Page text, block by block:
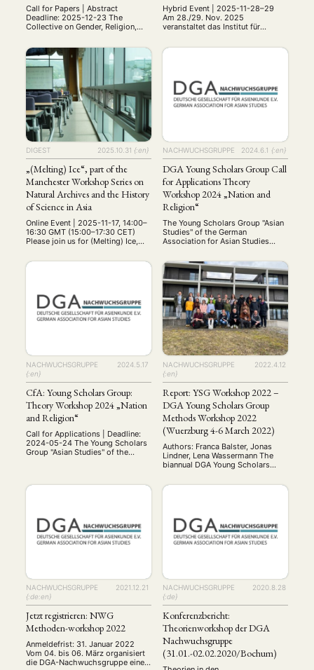
NEWS ASIEN ARBEITSKREISE VERANSTALTUNGEN EXPERTISE
ANTRAG AUF EINEN SMALL GRANT DER DGA MITGLIEDERBEREICH
MITGLIEDSCHAFT
Aktuelles von unseren Mitgliedern Art (5) ASIEN (Zeitschrift)
Call for Papers | Abstract
Deadline: 2025-12-23 The
Collective on Gender, Religion,
its third works-in-progress
series, to take place in the spring
of 2026. First launched in 2023,
this monthly, virtual workshop
provides a platform for PhD
candidates, early-career
researchers, and established
scholars to share …
Hybrid Event | 2025-11-28–29
Am 28./29. Nov. 2025
veranstaltet das Institut für
Zusammenarbeit mit der
Chinazentrum der Universität Kiel
einen Kompaktkurs zum
chinesischen Recht. Neben
Einführungsvorlesungen zum
Internationalen Wirtschaftsrecht
stehen speziellere Vorträge, z.B.
zum chinesischen Umweltrecht.
Ort …
DIGEST 2025.10.31 {:en}
„(Melting) Ice“, part of the
Manchester Workshop Series on
Natural Archives and the History
of Science in Asia
Online Event | 2025-11-17, 14:00–
16:30 GMT (15:00–17:30 CET)
Please join us for (Melting) Ice,
Workshop Series on Natural
Archives and the History of
(CHSTM, University of
Manchester), in collaboration with
the John Rylands Research
Institute and Library and
NACHWUCHSGRUPPE 2024.6.1 {:en}
DGA Young Scholars Group Call
for Applications Theory
Workshop 2024 „Nation and
Religion“
The Young Scholars Group "Asian
Studies" of the German
Association for Asian Studies
workshop on the themes "Nation
and Religion" from June 14th to
16th, 2024. Various theories and
theoretical debates in Asian
studies on these topics will be
presented and discussed in
groups with workshop leaders
Prof. Dr. Martina …
NACHWUCHSGRUPPE
2024.5.17
{:en}
CfA: Young Scholars Group:
Theory Workshop 2024 „Nation
and Religion“
Call for Applications | Deadline:
2024-05-24 The Young Scholars
Group "Asian Studies" of the
"Nation and Religion" from June
will be presented and discussed
in groups …
NACHWUCHSGRUPPE
2022.4.12
{:en}
Report: YSG Workshop 2022 –
DGA Young Scholars Group
Methods Workshop 2022
(Wuerzburg 4-6 March 2022)
Authors: Franca Balster, Jonas
Lindner, Lena Wassermann The
biannual DGA Young Scholars
6th of March 2022 in Wuerzburg.
together to learn about and
discuss qualitative and
quantitative methods that are
relevant for doing research in …
NACHWUCHSGRUPPE
2021.12.21
{:de:en}
Jetzt registrieren: NWG
Methoden-workshop 2022
Anmeldefrist: 31. Januar 2022
Vom 04. bis 06. März organisiert
die DGA-Nachwuchsgruppe einen
NACHWUCHSGRUPPE
2020.8.28
{:de}
Konferenzbericht:
Theorienworkshop der DGA
Nachwuchsgruppe
(31.01.-02.02.2020/Bochum)